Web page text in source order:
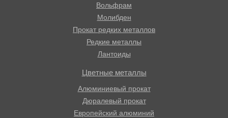
Вольфрам
Молибден
Прокат редких металлов
Редкие металлы
Лантоиды
Цветные металлы
Алюминиевый прокат
Дюралевый прокат
Европейский алюминий